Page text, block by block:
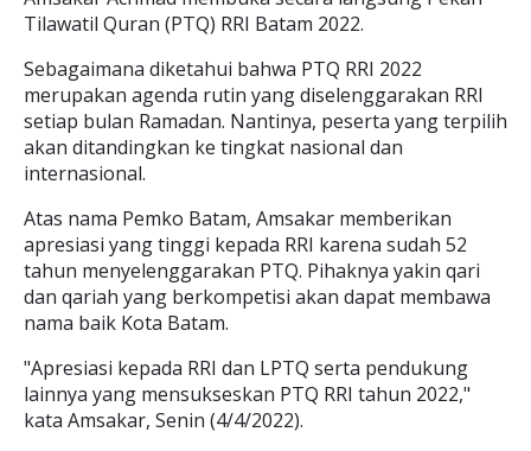
Tilawatil Quran (PTQ) RRI Batam 2022.
Sebagaimana diketahui bahwa PTQ RRI 2022
merupakan agenda rutin yang diselenggarakan RRI
setiap bulan Ramadan. Nantinya, peserta yang terpilih
akan ditandingkan ke tingkat nasional dan
internasional.
Atas nama Pemko Batam, Amsakar memberikan
apresiasi yang tinggi kepada RRI karena sudah 52
tahun menyelenggarakan PTQ. Pihaknya yakin qari
dan qariah yang berkompetisi akan dapat membawa
nama baik Kota Batam.
"Apresiasi kepada RRI dan LPTQ serta pendukung
lainnya yang mensukseskan PTQ RRI tahun 2022,"
kata Amsakar, Senin (4/4/2022).